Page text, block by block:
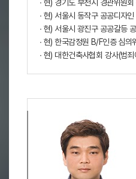
∙ 현) 경기도 부천시 경관위원회
∙ 현) 서울시 동작구 공공디자
∙ 현) 서울시 광진구 공공갈등
∙ 현) 한국감정원 B/F인증 심의
∙ 현) 대한건축사협회 강사(범